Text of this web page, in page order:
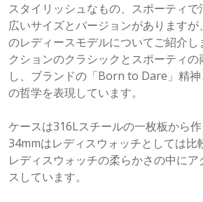
スタイリッシュなもの、スポーティ
広いサイズとバージョンがあります
のレディースモデルについてご紹介し
クションのクラシックとスポーティ
し、ブランドの「Born to Dare」精
の哲学を表現しています。
ケースは316Lスチールの一枚板から
34mmはレディスウォッチとしては比
レディスウォッチの柔らかさの中に
スしています。